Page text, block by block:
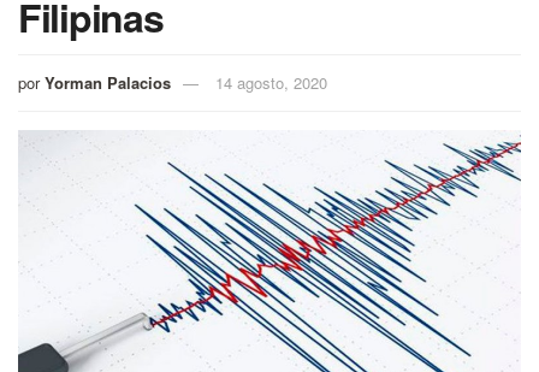
Filipinas
por Yorman Palacios 14 agosto, 2020